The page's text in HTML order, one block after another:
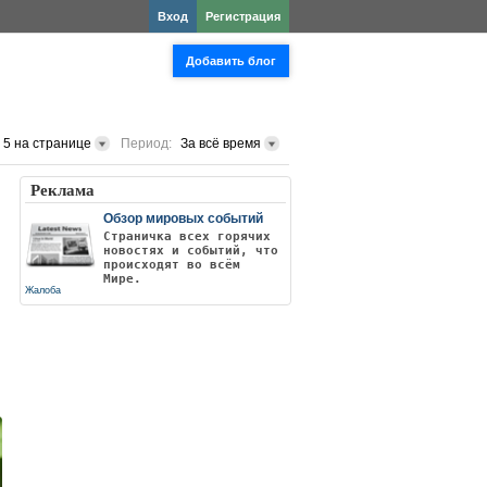
Регистрация
Вход
Добавить блог
5 на странице Период: За всё время
Реклама
Обзор мировых событий
Страничка всех горячих
новостях и событий, что
происходят во всём
Мире.
Жалоба